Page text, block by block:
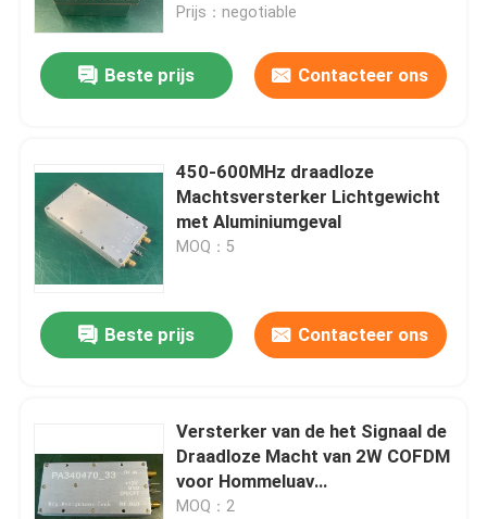
Thuis
Contacten
Prijs：negotiable
Beste prijs Contacteer ons
450-600MHz draadloze
Machtsversterker Lichtgewicht
met Aluminiumgeval
MOQ：5
Beste prijs Contacteer ons
Versterker van de het Signaal de
Draadloze Macht van 2W COFDM
voor Hommeluav
Videoverbinding 340 470MHz
MOQ：2